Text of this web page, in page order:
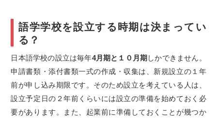
語学学校を設立する時期は決まってい
る？
日本語学校の設立は毎年4月期と１０月期 しかできません。
申請書類・添付書類一式の作成・収集は、新規設立の１年
前が申し込み期限です。そのため設立を考えている人は、
設立予定日の２年前くらいには設立の準備を始めておく必
要があります。また、起業前に準備しておくことが幾つか